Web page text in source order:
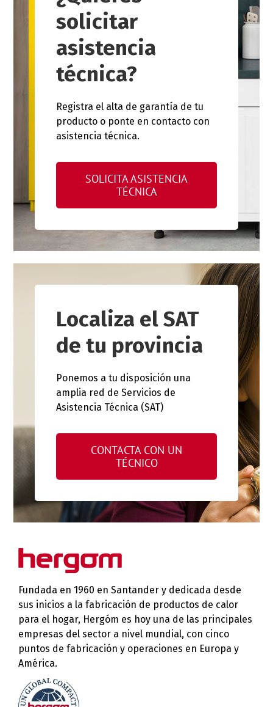
solicitar
asistencia
técnica?
Registra el alta de garantía de tu
producto o ponte en contacto con
asistencia técnica.
SOLICITA ASISTENCIA
TÉCNICA
Localiza el SAT
de tu provincia
Ponemos a tu disposición una
amplia red de Servicios de
Asistencia Técnica (SAT)
CONTACTA CON UN
TÉCNICO
Fundada en 1960 en Santander y dedicada desde
sus inicios a la fabricación de productos de calor
para el hogar, Hergóm es hoy una de las principales
empresas del sector a nivel mundial, con cinco
puntos de fabricación y operaciones en Europa y
América.